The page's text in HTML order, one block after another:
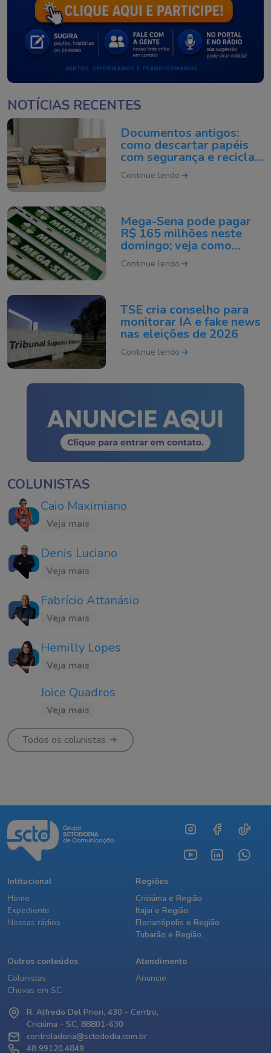
NOTÍCIAS RECENTES
Documentos antigos:
como descartar papéis
com segurança e reciclar
do jeito certo
Continue lendo
Mega-Sena pode pagar
R$ 165 milhões neste
domingo; veja como
apostar
Continue lendo
TSE cria conselho para
monitorar IA e fake news
nas eleições de 2026
Continue lendo
COLUNISTAS
Caio Maximiano
Veja mais
Denis Luciano
Veja mais
Fabrício Attanásio
Veja mais
Hemilly Lopes
Veja mais
Joice Quadros
Veja mais
Todos os colunistas
Intitucional
Home
Expediente
Nossas rádios
Regiões
Criciúma e Região
Itajaí e Região
Florianópolis e Região
Tubarão e Região
Outros conteúdos
Colunistas
Chuvas em SC
Atendimento
Anuncie
R. Alfredo Del Priori, 430 - Centro,
Criciúma - SC, 88801-630
controladoria@sctododia.com.br
48 99120.4849